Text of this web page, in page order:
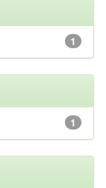
1
1